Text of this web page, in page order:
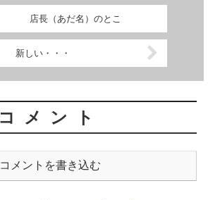
店長（あだ名）のとこ
新しい・・・
コメント
コメントを書き込む